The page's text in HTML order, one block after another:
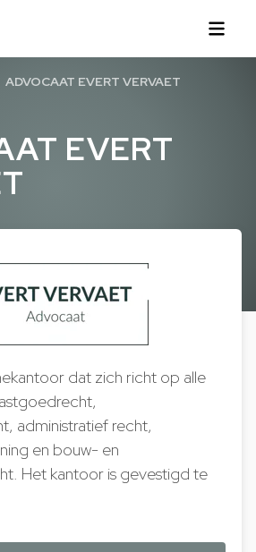
EVERT
ADVOCAAT EVERT VERVAET
dat zich richt op alle
administratief recht,
en bouw- en
Het kantoor is gevestigd te